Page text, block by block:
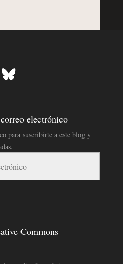
Bluesky
electrónico
para suscribirte a este blog y
Commons